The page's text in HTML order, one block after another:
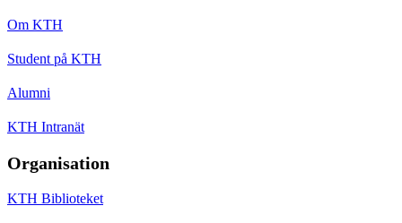
Om KTH
Student på KTH
Alumni
KTH Intranät
Organisation
KTH Biblioteket